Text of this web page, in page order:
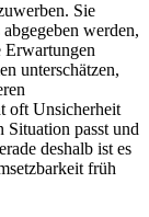
Sie
werden,
unterschätzen,
oft Unsicherheit
Situation passt und
deshalb ist es
früh